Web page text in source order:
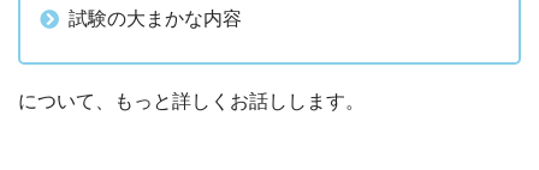
試験の大まかな内容
について、もっと詳しくお話しします。